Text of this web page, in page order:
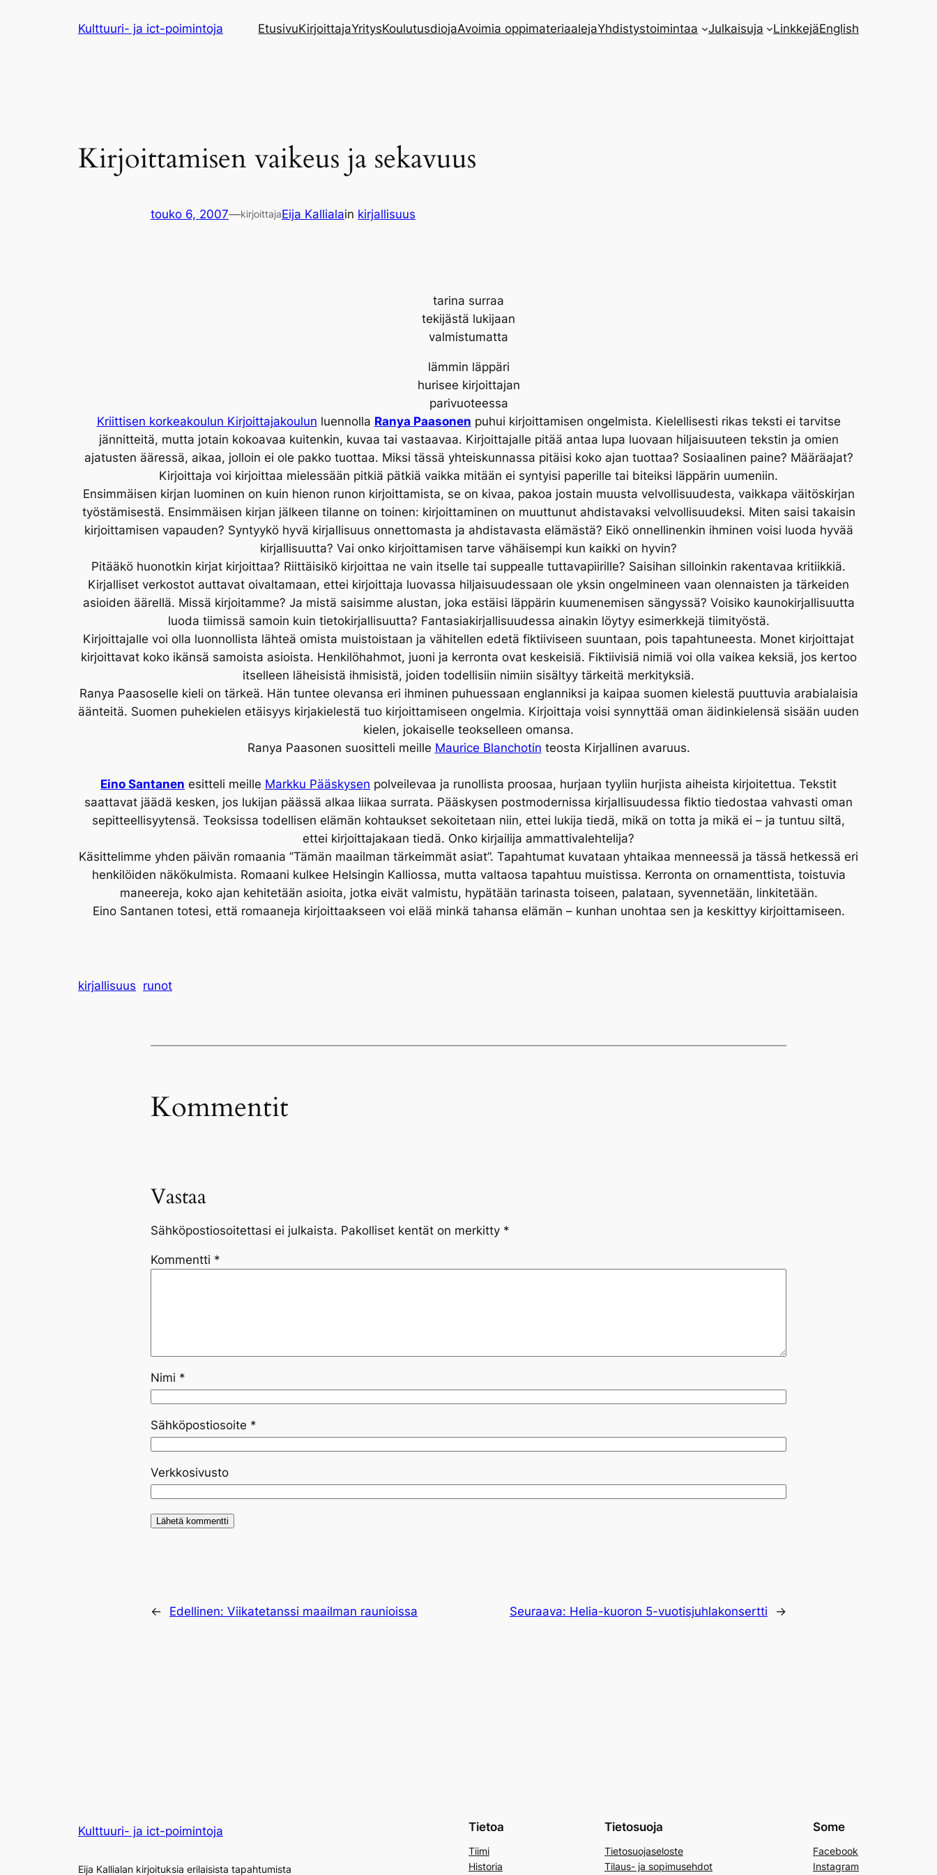
Kulttuuri- ja ict-poimintoja EtusivuKirjoittajaYritysKoulutusdiojaAvoimia oppimateriaalejaYhdistystoimintaa Julkaisuja LinkkejäEnglish
Kirjoittamisen vaikeus ja sekavuus
touko 6, 2007—kirjoittajaEija Kallialain kirjallisuus
tarina surraa
tekijästä lukijaan
valmistumatta
lämmin läppäri
hurisee kirjoittajan
parivuoteessa
Kriittisen korkeakoulun Kirjoittajakoulun luennolla Ranya Paasonen puhui kirjoittamisen ongelmista. Kielellisesti rikas teksti ei tarvitse
jännitteitä, mutta jotain kokoavaa kuitenkin, kuvaa tai vastaavaa. Kirjoittajalle pitää antaa lupa luovaan hiljaisuuteen tekstin ja omien
ajatusten ääressä, aikaa, jolloin ei ole pakko tuottaa. Miksi tässä yhteiskunnassa pitäisi koko ajan tuottaa? Sosiaalinen paine? Määräajat?
Kirjoittaja voi kirjoittaa mielessään pitkiä pätkiä vaikka mitään ei syntyisi paperille tai biteiksi läppärin uumeniin.
Ensimmäisen kirjan luominen on kuin hienon runon kirjoittamista, se on kivaa, pakoa jostain muusta velvollisuudesta, vaikkapa väitöskirjan
työstämisestä. Ensimmäisen kirjan jälkeen tilanne on toinen: kirjoittaminen on muuttunut ahdistavaksi velvollisuudeksi. Miten saisi takaisin
kirjoittamisen vapauden? Syntyykö hyvä kirjallisuus onnettomasta ja ahdistavasta elämästä? Eikö onnellinenkin ihminen voisi luoda hyvää
kirjallisuutta? Vai onko kirjoittamisen tarve vähäisempi kun kaikki on hyvin?
Pitääkö huonotkin kirjat kirjoittaa? Riittäisikö kirjoittaa ne vain itselle tai suppealle tuttavapiirille? Saisihan silloinkin rakentavaa kritiikkiä.
Kirjalliset verkostot auttavat oivaltamaan, ettei kirjoittaja luovassa hiljaisuudessaan ole yksin ongelmineen vaan olennaisten ja tärkeiden
asioiden äärellä. Missä kirjoitamme? Ja mistä saisimme alustan, joka estäisi läppärin kuumenemisen sängyssä? Voisiko kaunokirjallisuutta
luoda tiimissä samoin kuin tietokirjallisuutta? Fantasiakirjallisuudessa ainakin löytyy esimerkkejä tiimityöstä.
Kirjoittajalle voi olla luonnollista lähteä omista muistoistaan ja vähitellen edetä fiktiiviseen suuntaan, pois tapahtuneesta. Monet kirjoittajat
kirjoittavat koko ikänsä samoista asioista. Henkilöhahmot, juoni ja kerronta ovat keskeisiä. Fiktiivisiä nimiä voi olla vaikea keksiä, jos kertoo
itselleen läheisistä ihmisistä, joiden todellisiin nimiin sisältyy tärkeitä merkityksiä.
Ranya Paasoselle kieli on tärkeä. Hän tuntee olevansa eri ihminen puhuessaan englanniksi ja kaipaa suomen kielestä puuttuvia arabialaisia
äänteitä. Suomen puhekielen etäisyys kirjakielestä tuo kirjoittamiseen ongelmia. Kirjoittaja voisi synnyttää oman äidinkielensä sisään uuden
kielen, jokaiselle teokselleen omansa.
Ranya Paasonen suositteli meille Maurice Blanchotin teosta Kirjallinen avaruus.
Eino Santanen esitteli meille Markku Pääskysen polveilevaa ja runollista proosaa, hurjaan tyyliin hurjista aiheista kirjoitettua. Tekstit
saattavat jäädä kesken, jos lukijan päässä alkaa liikaa surrata. Pääskysen postmodernissa kirjallisuudessa fiktio tiedostaa vahvasti oman
sepitteellisyytensä. Teoksissa todellisen elämän kohtaukset sekoitetaan niin, ettei lukija tiedä, mikä on totta ja mikä ei – ja tuntuu siltä,
ettei kirjoittajakaan tiedä. Onko kirjailija ammattivalehtelija?
Käsittelimme yhden päivän romaania ”Tämän maailman tärkeimmät asiat”. Tapahtumat kuvataan yhtaikaa menneessä ja tässä hetkessä eri
henkilöiden näkökulmista. Romaani kulkee Helsingin Kalliossa, mutta valtaosa tapahtuu muistissa. Kerronta on ornamenttista, toistuvia
maneereja, koko ajan kehitetään asioita, jotka eivät valmistu, hypätään tarinasta toiseen, palataan, syvennetään, linkitetään.
Eino Santanen totesi, että romaaneja kirjoittaakseen voi elää minkä tahansa elämän – kunhan unohtaa sen ja keskittyy kirjoittamiseen.
kirjallisuus runot
Kommentit
Vastaa
Sähköpostiosoitettasi ei julkaista. Pakolliset kentät on merkitty *
Kommentti *
Nimi *
Sähköpostiosoite *
Verkkosivusto
← Edellinen: Viikatetanssi maailman raunioissa Seuraava: Helia-kuoron 5-vuotisjuhlakonsertti →
Kulttuuri- ja ict-poimintoja
Eija Kallialan kirjoituksia erilaisista tapahtumista
Tietoa
Tiimi
Historia
Tietosuoja
Tietosuojaseloste
Tilaus- ja sopimusehdot
Some
Facebook
Instagram